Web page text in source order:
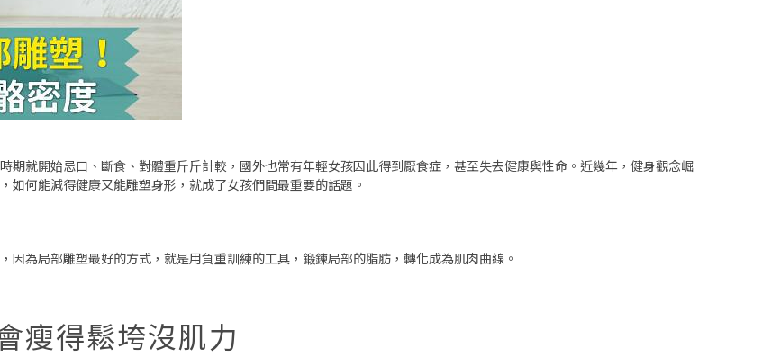
就開始忌口、斷食、對體重斤斤計較，國外也常有年輕女孩因此得到厭食症，甚至失去健康與性命。近幾年，健身觀念崛
何能減得健康又能雕塑身形，就成了女孩們間最重要的話題。
為局部雕塑最好的方式，就是用負重訓練的工具，鍛鍊局部的脂肪，轉化成為肌肉曲線。
瘦得鬆垮沒肌力